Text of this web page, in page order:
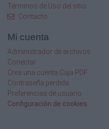
Términos de Uso del sitio
Contacto
Mi cuenta
Administrador de archivos
Conectar
Crea una cuenta Caja PDF
Contraseña perdida
Preferencias de usuario
Configuración de cookies